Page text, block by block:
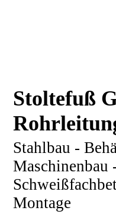
Stoltefuß
Stahlbau -
Maschinenbau
Montage